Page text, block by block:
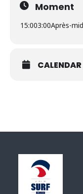
Moment
15:003:00Après-
CALENDAR